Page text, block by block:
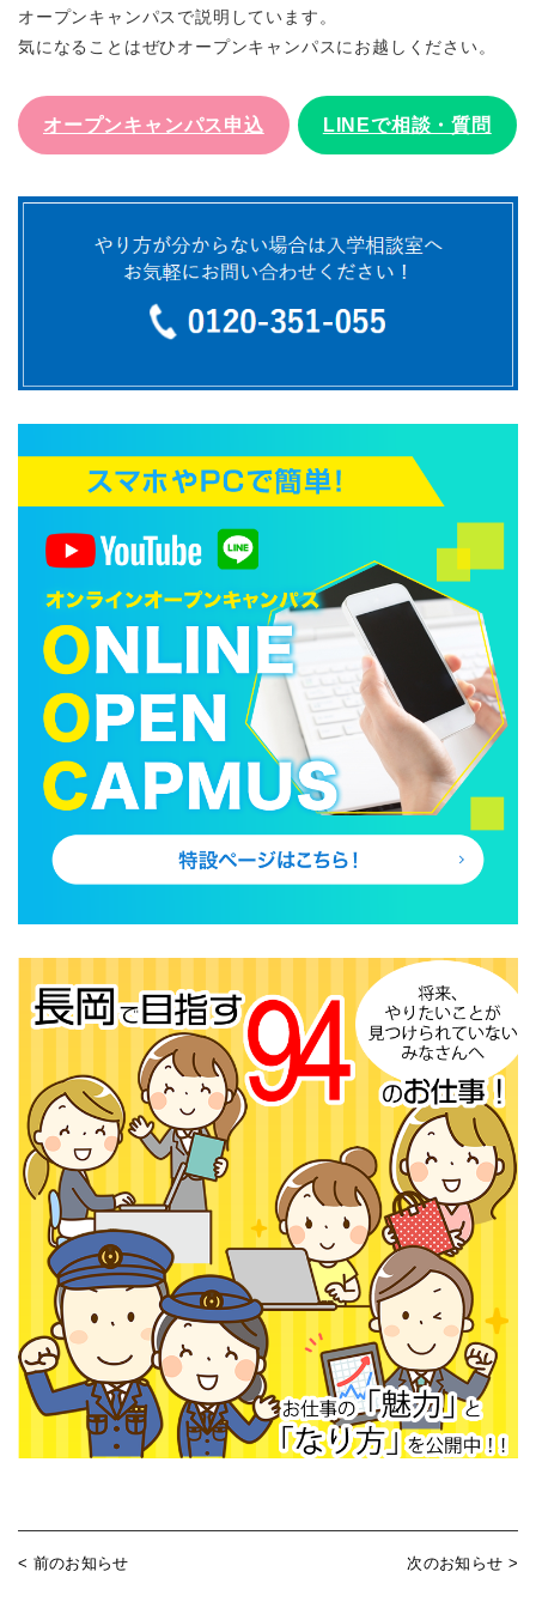
オープンキャンパスで説明しています。
気になることはぜひオープンキャンパスにお越しください。
オープンキャンパス申込 LINEで相談・質問
< 前のお知らせ 次のお知らせ >